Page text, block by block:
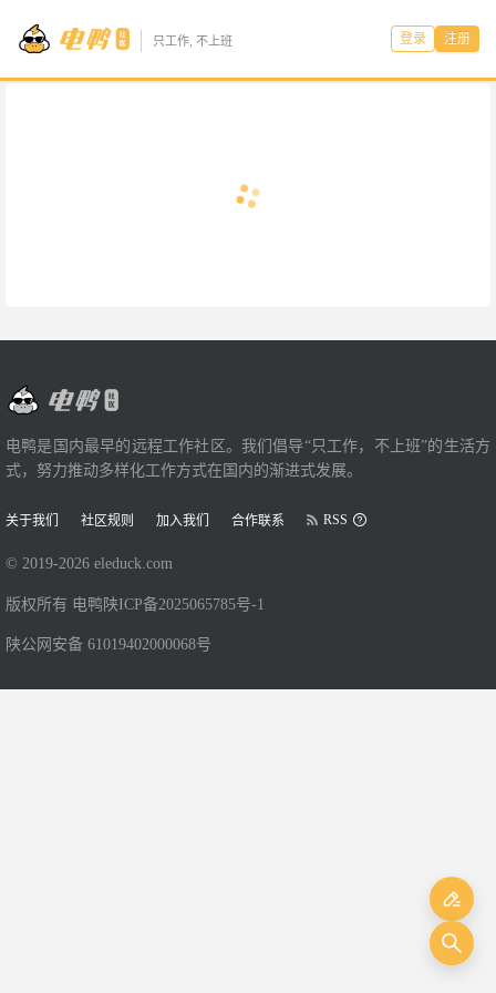
只工作, 不上班 登录 注册
电鸭是国内最早的远程工作社区。我们倡导“只工作，不上班”的生活方
式，努力推动多样化工作方式在国内的渐进式发展。
关于我们 社区规则 加入我们 合作联系 RSS
© 2019-2026 eleduck.com
版权所有 电鸭 陕ICP备2025065785号-1
陕公网安备 61019402000068号